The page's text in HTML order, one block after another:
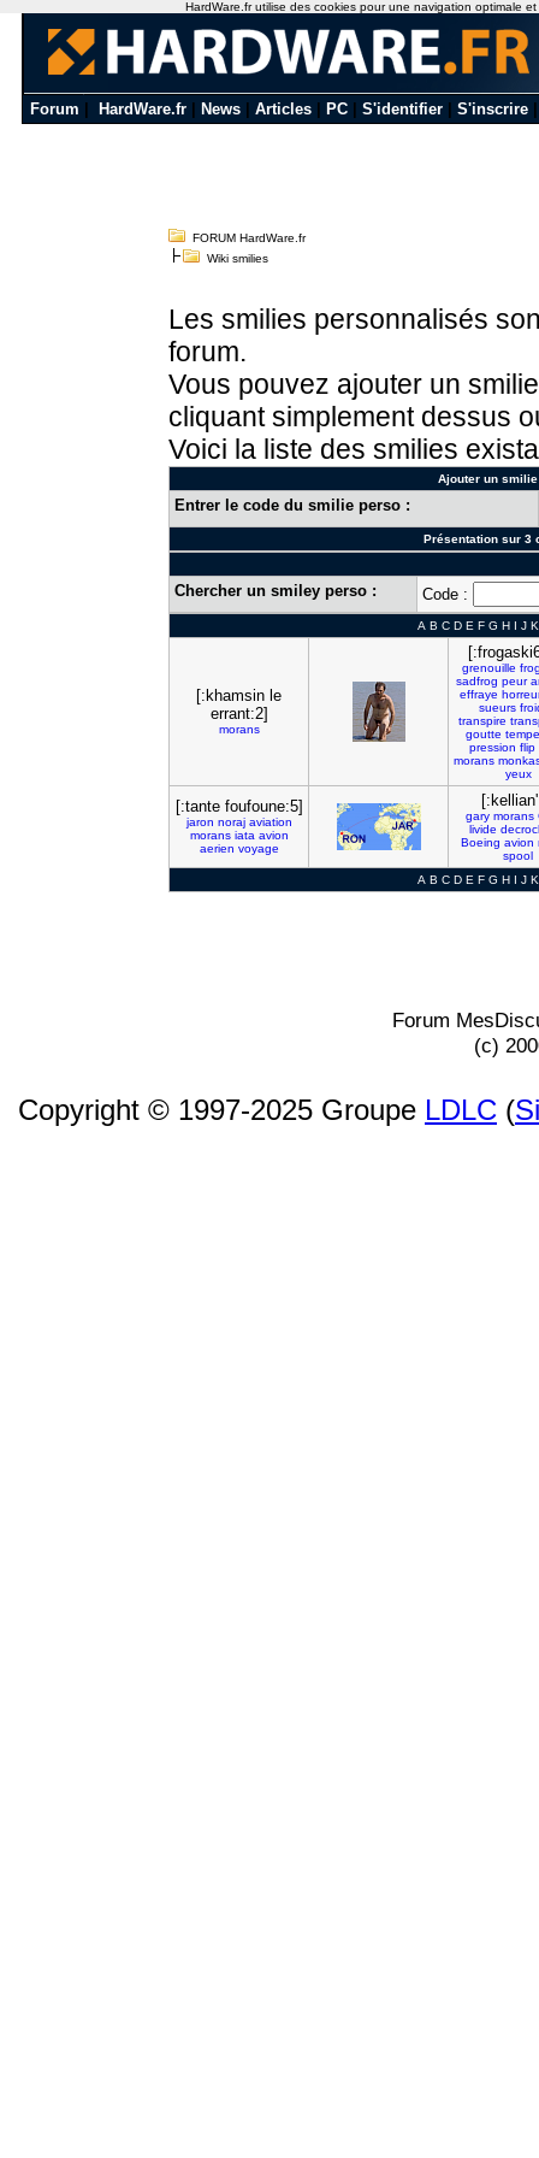
Forum HardWare.fr News Articles PC S'identifier S'inscrire
FORUM HardWare.fr
Wiki smilies
Les smilies personnalisés
forum.
Vous pouvez ajouter un
cliquant simplement dessus
Voici la liste des smilies
Ajouter un
Entrer le code du smilie perso :
Présentation sur 3
Chercher un smiley perso : Code :
A B C D E F G H I J K
[:khamsin le
errant:2]
morans
grenouille
sadfrog peur
effraye
sueurs
transpire
goutte tempe
pression flip
morans
yeux
[:tante foufoune:5]
jaron noraj aviation
morans iata avion
aerien voyage
gary morans
livide
Boeing avion
spool
A B C D E F G H I J K
Forum
(c)
Copyright © 1997-2025 Groupe LDLC (
HardWare.fr utilise des cookies pour une navigation optimale